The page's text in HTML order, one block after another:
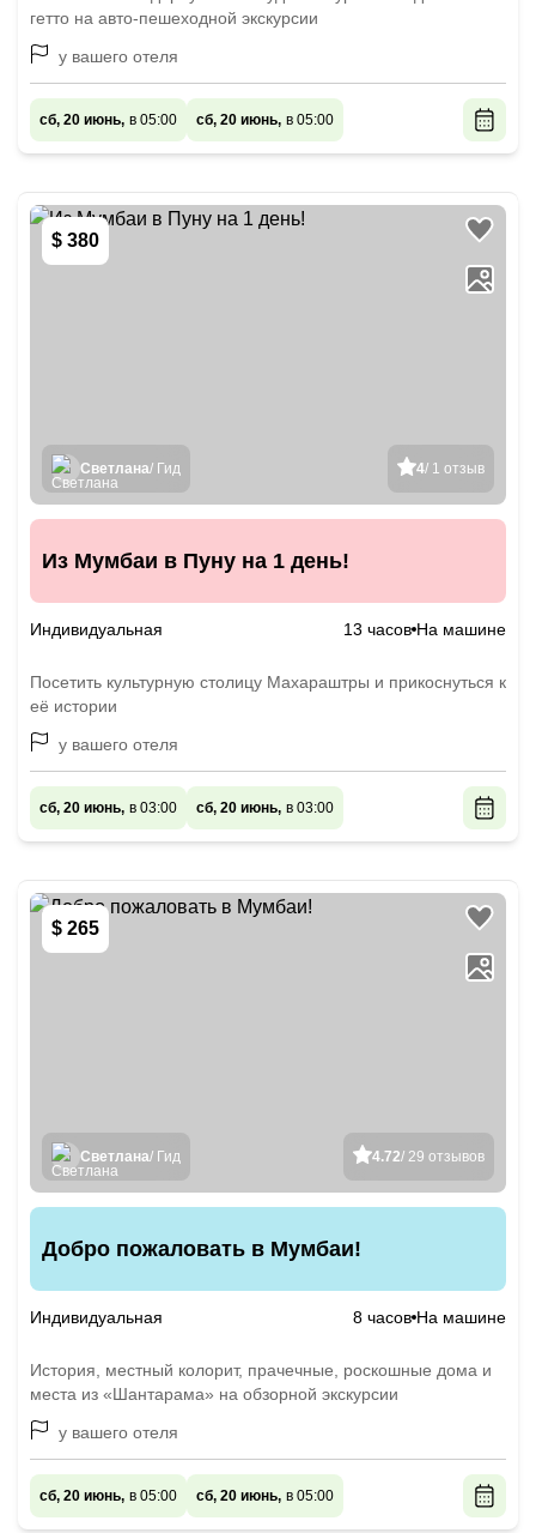
гетто на авто-пешеходной экскурсии
у вашего отеля
сб, 20 июнь, в 05:00 сб, 20 июнь, в 05:00
$ 380
4/ 1 отзыв
Светлана/ Гид
Из Мумбаи в Пуну на 1 день!
Индивидуальная 13 часов На машине
Посетить культурную столицу Махараштры и прикоснуться к
её истории
у вашего отеля
сб, 20 июнь, в 03:00 сб, 20 июнь, в 03:00
$ 265
4.72/ 29 отзывов
Светлана/ Гид
Добро пожаловать в Мумбаи!
Индивидуальная 8 часов На машине
История, местный колорит, прачечные, роскошные дома и
места из «Шантарама» на обзорной экскурсии
у вашего отеля
сб, 20 июнь, в 05:00 сб, 20 июнь, в 05:00